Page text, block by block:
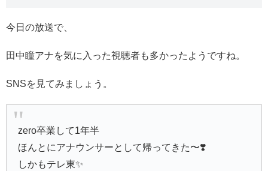
今日の放送で、
田中瞳アナを気に入った視聴者も多かったようですね。
SNSを見てみましょう。
zero卒業して1年半
ほんとにアナウンサーとして帰ってきた〜❣️
しかもテレ東✨